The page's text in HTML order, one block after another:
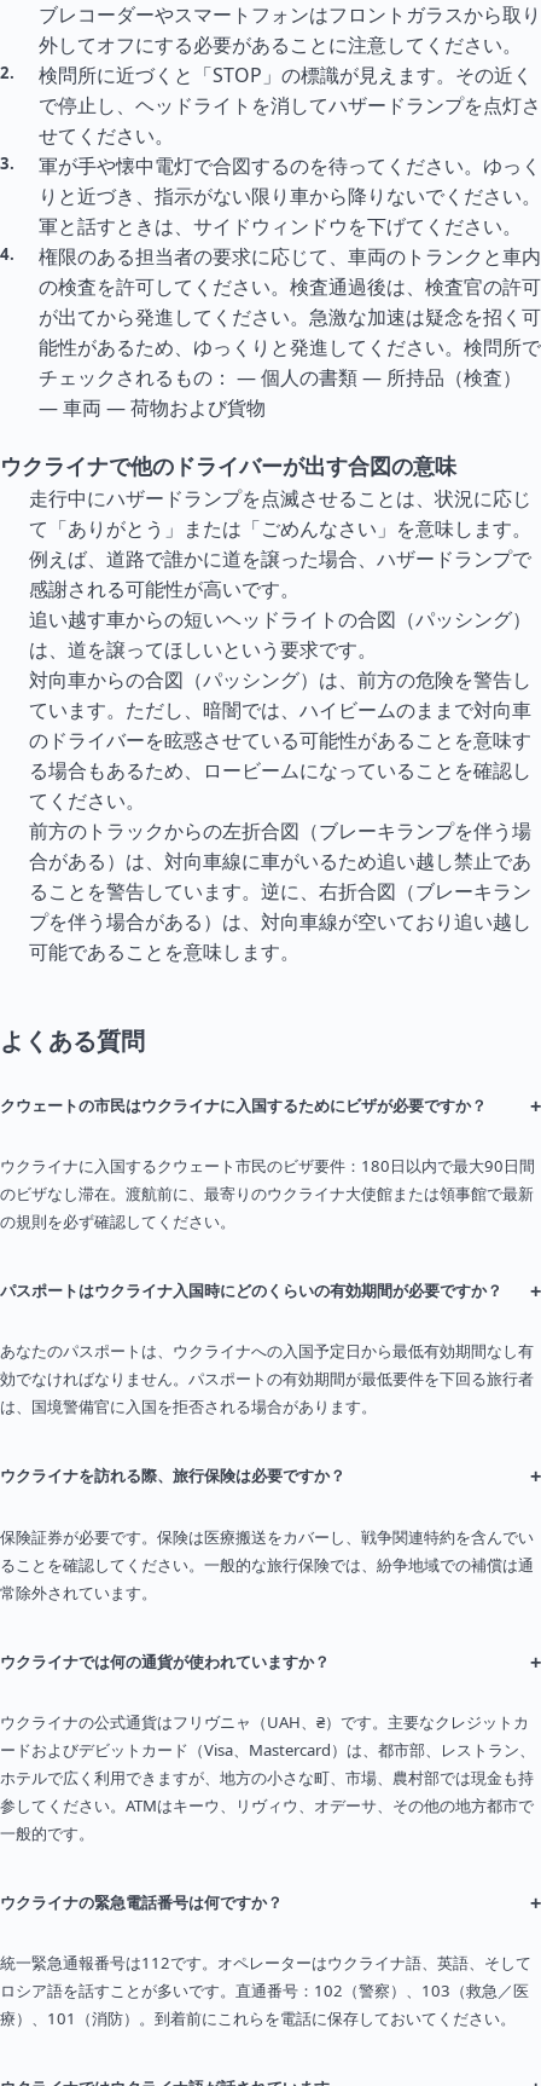
ブレコーダーやスマートフォンはフロントガラスから取り
外してオフにする必要があることに注意してください。
検問所に近づくと「STOP」の標識が見えます。その近く
で停止し、ヘッドライトを消してハザードランプを点灯さ
せてください。
軍が手や懐中電灯で合図するのを待ってください。ゆっく
りと近づき、指示がない限り車から降りないでください。
軍と話すときは、サイドウィンドウを下げてください。
権限のある担当者の要求に応じて、車両のトランクと車内
の検査を許可してください。検査通過後は、検査官の許可
が出てから発進してください。急激な加速は疑念を招く可
能性があるため、ゆっくりと発進してください。検問所で
チェックされるもの： — 個人の書類 — 所持品（検査）
— 車両 — 荷物および貨物
ウクライナで他のドライバーが出す合図の意味
走行中にハザードランプを点滅させることは、状況に応じ
て「ありがとう」または「ごめんなさい」を意味します。
例えば、道路で誰かに道を譲った場合、ハザードランプで
感謝される可能性が高いです。
追い越す車からの短いヘッドライトの合図（パッシング）
は、道を譲ってほしいという要求です。
対向車からの合図（パッシング）は、前方の危険を警告し
ています。ただし、暗闇では、ハイビームのままで対向車
のドライバーを眩惑させている可能性があることを意味す
る場合もあるため、ロービームになっていることを確認し
てください。
前方のトラックからの左折合図（ブレーキランプを伴う場
合がある）は、対向車線に車がいるため追い越し禁止であ
ることを警告しています。逆に、右折合図（ブレーキラン
プを伴う場合がある）は、対向車線が空いており追い越し
可能であることを意味します。
よくある質問
クウェートの市民はウクライナに入国するためにビザが必要ですか？ +
ウクライナに入国するクウェート市民のビザ要件：180日以内で最大90日間
のビザなし滞在。渡航前に、最寄りのウクライナ大使館または領事館で最新
の規則を必ず確認してください。
パスポートはウクライナ入国時にどのくらいの有効期間が必要ですか？ +
あなたのパスポートは、ウクライナへの入国予定日から最低有効期間なし有
効でなければなりません。パスポートの有効期間が最低要件を下回る旅行者
は、国境警備官に入国を拒否される場合があります。
ウクライナを訪れる際、旅行保険は必要ですか？ +
保険証券が必要です。保険は医療搬送をカバーし、戦争関連特約を含んでい
ることを確認してください。一般的な旅行保険では、紛争地域での補償は通
常除外されています。
ウクライナでは何の通貨が使われていますか？ +
ウクライナの公式通貨はフリヴニャ（UAH、₴）です。主要なクレジットカ
ードおよびデビットカード（Visa、Mastercard）は、都市部、レストラン、
ホテルで広く利用できますが、地方の小さな町、市場、農村部では現金も持
参してください。ATMはキーウ、リヴィウ、オデーサ、その他の地方都市で
一般的です。
ウクライナの緊急電話番号は何ですか？ +
統一緊急通報番号は112です。オペレーターはウクライナ語、英語、そして
ロシア語を話すことが多いです。直通番号：102（警察）、103（救急／医
療）、101（消防）。到着前にこれらを電話に保存しておいてください。